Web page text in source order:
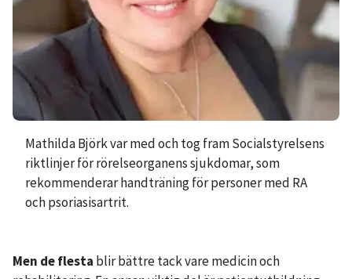
Mathilda Björk var med och tog fram Socialstyrelsens
riktlinjer för rörelseorganens sjukdomar, som
rekommenderar handträning för personer med RA
och psoriasisartrit.
Men de flesta blir bättre tack vare medicin och